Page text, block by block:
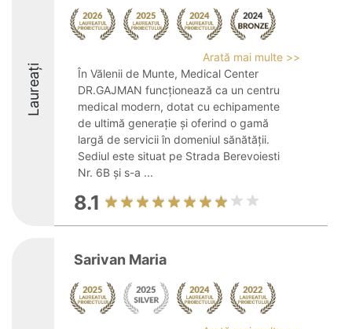
Laureați
Arată mai multe >>
În Vălenii de Munte, Medical Center
DR.GAJMAN funcționează ca un centru
medical modern, dotat cu echipamente
de ultimă generație și oferind o gamă
largă de servicii în domeniul sănătății.
Sediul este situat pe Strada Berevoiesti
Nr. 6B și s-a ...
8.1
Sarivan Maria